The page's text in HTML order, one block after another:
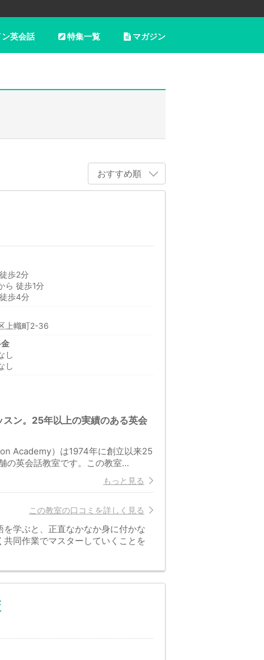
マガジン
特集一覧
英会話
おすすめ順
歩2分
ら 徒歩1分
歩4分
上幟町2-36
し
し
ン。25年以上の実績のある英会
Academy）は1974年に創立以来25
の英会話教室です。この教室...
もっと見る
この教室の口コミを詳しく見る
学ぶと、正直なかなか身に付かな
同作業でマスターしていくことを